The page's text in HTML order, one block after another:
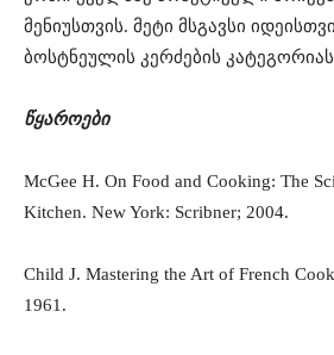
მენიუსთვის. მეტი მსგავსი
ბოსტნეულის კერძების
წყაროები
McGee H. On Food and Cooking: The
Kitchen. New York: Scribner; 2004.
Child J. Mastering the Art of French
1961.